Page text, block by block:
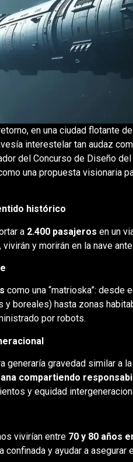
en una ciudad flotante
interestelar tan audaz
del Concurso de Diseño
una propuesta visionaria
histórico
a 2.400 pasajeros en un
y morirán en la nave
como una “matrioska”: desde
boreales) hasta zonas
por robots.
generaría gravedad similar a
compartiendo
y equidad
vivirían entre 70 y 80 años
y ayudar a asegurar